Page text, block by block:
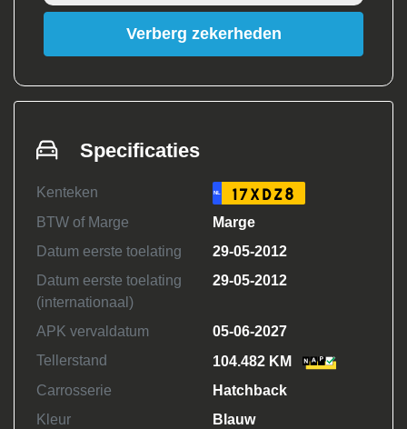
Verberg zekerheden
Specificaties
Kenteken NL 17XDZ8
BTW of Marge
Marge
Datum eerste toelating
29-05-2012
Datum eerste toelating
(internationaal)
29-05-2012
APK vervaldatum
05-06-2027
Tellerstand
104.482 KM
Carrosserie
Hatchback
Kleur
Blauw